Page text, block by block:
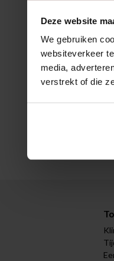
Deze website
We gebruiken
websiteverkeer
media,
verstrekt of die